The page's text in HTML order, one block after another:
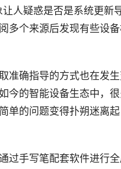
人疑惑是否是系统更新
多个来源后发现有些设
准确指导的方式也在发
今的智能设备生态中，
单的问题变得扑朔迷离起
过手写笔配套软件进行